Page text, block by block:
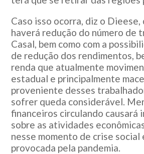
Caso isso ocorra, diz o
haverá redução do número de
Casal, bem como com a
de redução dos rendimentos,
renda que atualmente
estadual e principalmente
proveniente desses
sofrer queda considerável.
financeiros circulando causará
sobre as atividades
nesse momento de crise social
provocada pela pandemia.